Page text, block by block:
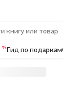
%Гид по подаркам